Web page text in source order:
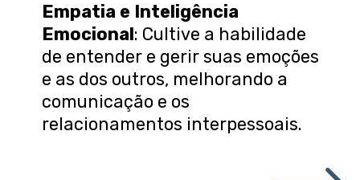
Empatia e Inteligência
Emocional: Cultive a habilidade
de entender e gerir suas emoções
e as dos outros, melhorando a
comunicação e os
relacionamentos interpessoais.